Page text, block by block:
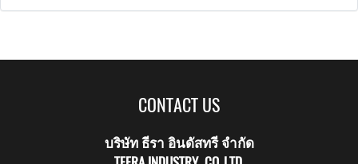
CONTACT US
บริษัท ธีรา อินดัสทรี จำกัด